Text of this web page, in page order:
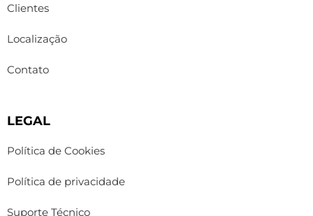
Clientes
Localização
Contato
LEGAL
Política de Cookies
Política de privacidade
Suporte Técnico